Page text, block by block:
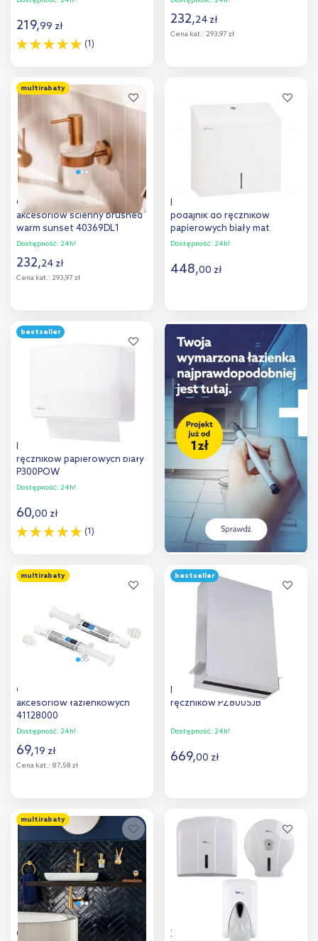
219,99 zł
(1)
Dodaj do
porównania
232,24 zł
Cena kat.: 293,97 zł
multirabaty
Grohe Essentials uchwyt do
akcesoriów ścienny brushed
warm sunset 40369DL1
Dostępność: 24h!
232,24 zł
Cena kat.: 293,97 zł
Dodaj do
Merida Stella White Line
podajnik do ręczników
papierowych biały mat
ASB103
Dostępność: 24h!
448,00 zł
Dodaj do
porównania
bestseller
Faneco Eco podajnik do
ręczników papierowych biały
P300POW
Dostępność: 24h!
60,00 zł
(1)
Dodaj do
porównania
multirabaty
Grohe QuickFix klej do
akcesoriów łazienkowych
41128000
Dostępność: 24h!
69,19 zł
Cena kat.: 87,58 zł
Dodaj do
porównania
bestseller
Faneco ZZ Hit podajnik
ręczników PZ800SJB
Dostępność: 24h!
669,00 zł
porównania
multirabaty
Grohe Essentials uchwyt do
Zestaw Faneco Pop podajnik